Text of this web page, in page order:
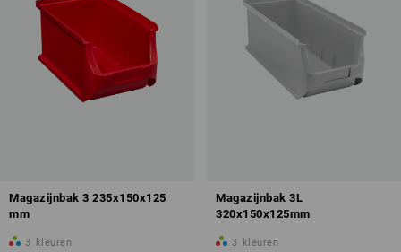
Magazijnbak 3 235x150x125
mm
3 kleuren
Magazijnbak 3L
320x150x125mm
3 kleuren